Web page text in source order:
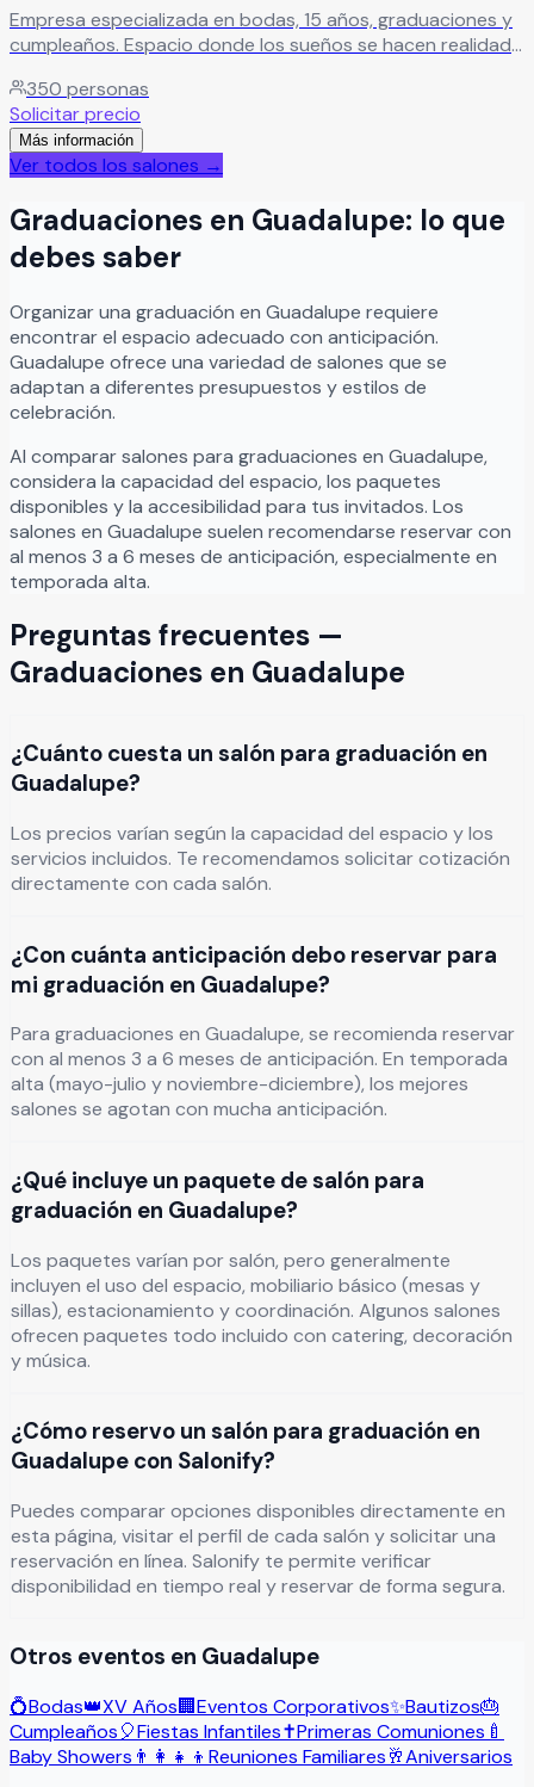
Empresa especializada en bodas, 15 años, graduaciones y
cumpleaños. Espacio donde los sueños se hacen realidad
350 personas
Solicitar precio
Más información
Ver todos los salones →
Graduaciones en Guadalupe: lo que
debes saber
Organizaruna graduación en Guadalupe requiere
encontrar el espacio adecuado con anticipación.
Guadalupe ofrece una variedad de salones que se
adaptan a diferentes presupuestos y estilos de
celebración.
Al comparar salones para graduaciones en Guadalupe,
considera la capacidad del espacio, los paquetes
disponibles y la accesibilidad para tus invitados. Los
salones en Guadalupe suelen recomendarse reservar con
al menos 3 a 6 meses de anticipación, especialmente en
temporada alta.
Preguntas frecuentes —
Graduaciones en Guadalupe
¿Cuánto cuesta un salón para graduación en
Guadalupe?
Los precios varían según la capacidad del espacio y los
servicios incluidos. Te recomendamos solicitar cotización
directamente con cada salón.
¿Con cuánta anticipación debo reservar para
mi graduación en Guadalupe?
Para graduaciones en Guadalupe, se recomienda reservar
con al menos 3 a 6 meses de anticipación. En temporada
alta (mayo-julio y noviembre-diciembre), los mejores
salones se agotan con mucha anticipación.
¿Qué incluye un paquete de salón para
graduación en Guadalupe?
Los paquetes varían por salón, pero generalmente
incluyen el uso del espacio, mobiliario básico (mesas y
sillas), estacionamiento y coordinación. Algunos salones
ofrecen paquetes todo incluido con catering, decoración
y música.
¿Cómo reservo un salón para graduación en
Guadalupe con Salonify?
Puedes comparar opciones disponibles directamente en
esta página, visitar el perfil de cada salón y solicitar una
reservación en línea. Salonify te permite verificar
disponibilidad en tiempo real y reservar de forma segura.
Otros eventos en Guadalupe
💍Bodas👑XV Años🏢Eventos Corporativos✨Bautizos🎂
Cumpleaños🎈Fiestas Infantiles✝️Primeras Comuniones 🍼
Baby Showers 👨‍👩‍👧‍👦 Reuniones Familiares🥂Aniversarios